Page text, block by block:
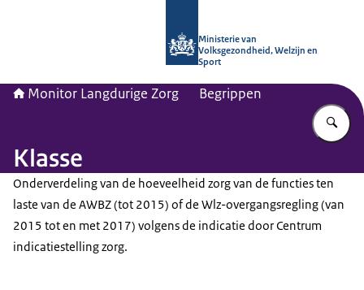
Ministerie van
Volksgezondheid, Welzijn en
Sport
Monitor Langdurige Zorg Begrippen
Klasse
Onderverdeling van de hoeveelheid zorg van de functies ten
laste van de AWBZ (tot 2015) of de Wlz-overgangsregling (van
2015 tot en met 2017) volgens de indicatie door Centrum
indicatiestelling zorg.